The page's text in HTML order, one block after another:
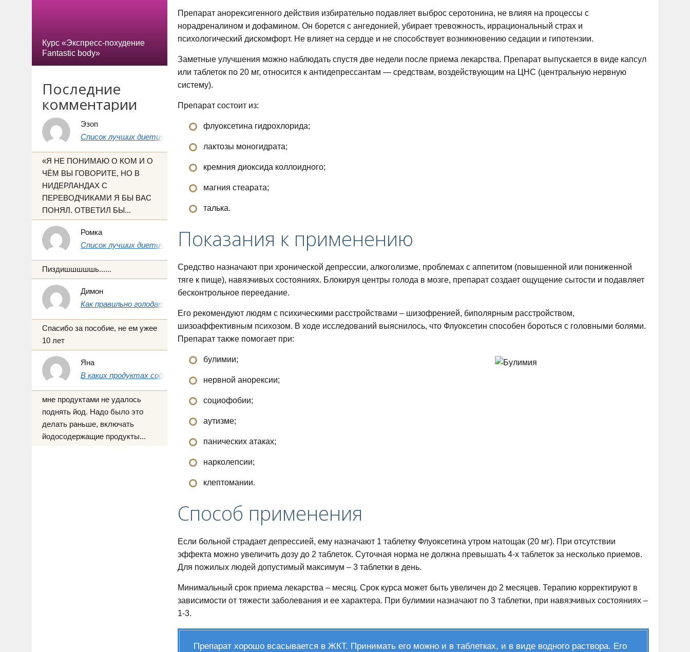
Препарат анорексигенного действия избирательно подавляет выброс серотонина, не влияя на процессы с
норадреналином и дофамином. Он борется с ангедонией, убирает тревожность, иррациональный страх и
психологический дискомфорт. Не влияет на сердце и не способствует возникновению седации и гипотензии.
Заметные улучшения можно наблюдать спустя две недели после приема лекарства. Препарат выпускается в виде капсул
или таблеток по 20 мг, относится к антидепрессантам — средствам, воздействующим на ЦНС (центральную нервную
систему).
Препарат состоит из:
флуоксетина гидрохлорида;
лактозы моногидрата;
кремния диоксида коллоидного;
магния стеарата;
талька.
Показания к применению
Средство назначают при хронической депрессии, алкоголизме, проблемах с аппетитом (повышенной или пониженной
тяге к пище), навязчивых состояниях. Блокируя центры голода в мозге, препарат создает ощущение сытости и подавляет
бесконтрольное переедание.
Его рекомендуют людям с психическими расстройствами – шизофренией, биполярным расстройством,
шизоаффективным психозом. В ходе исследований выяснилось, что Флуоксетин способен бороться с головными болями.
Препарат также помогает при:
булимии;
нервной анорексии;
социофобии;
аутизме;
панических атаках;
нарколепсии;
клептомании.
Способ применения
Если больной страдает депрессией, ему назначают 1 таблетку Флуоксетина утром натощак (20 мг). При отсутствии
эффекта можно увеличить дозу до 2 таблеток. Суточная норма не должна превышать 4-х таблеток за несколько приемов.
Для пожилых людей допустимый максимум – 3 таблетки в день.
Минимальный срок приема лекарства – месяц. Срок курса может быть увеличен до 2 месяцев. Терапию корректируют в
зависимости от тяжести заболевания и ее характера. При булимии назначают по 3 таблетки, при навязчивых состояниях –
1-3.
Препарат хорошо всасывается в ЖКТ. Принимать его можно и в таблетках, и в виде водного раствора. Его
Курс «Экспресс-похудение
Fantastic body»
Последние
комментарии
Эзоп
Список лучших диетических продуктов питания для похудения
«Я НЕ ПОНИМАЮ О КОМ И О
ЧЁМ ВЫ ГОВОРИТЕ, НО В
НИДЕРЛАНДАХ С
ПЕРЕВОДЧИКАМИ Я БЫ ВАС
ПОНЯЛ. ОТВЕТИЛ БЫ...
Ромка
Список лучших диетических продуктов питания для похудения
Пиздишшшшшь......
Димон
Как правильно голодать на воде 1, 3 и 7 дней
Спасибо за пособие, не ем ужее
10 лет
Яна
В каких продуктах содержится йод: полный список и таблица
мне продуктами не удалось
поднять йод. Надо было это
делать раньше, включать
йодосодержащие продукты...